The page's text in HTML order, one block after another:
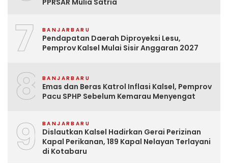
PPRSAR Mulia Satria
7 BANJARBARU
Pendapatan Daerah Diproyeksi Lesu,
Pemprov Kalsel Mulai Sisir Anggaran 2027
8 BANJARBARU
Emas dan Beras Katrol Inflasi Kalsel, Pemprov
Pacu SPHP Sebelum Kemarau Menyengat
9 BANJARBARU
Dislautkan Kalsel Hadirkan Gerai Perizinan
Kapal Perikanan, 189 Kapal Nelayan Terlayani
di Kotabaru